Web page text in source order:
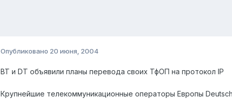
Опубликовано 20 июня, 2004
BT и DT объявили планы перевода своих ТфОП на протокол IP
Крупнейшие телекоммуникационные операторы Европы